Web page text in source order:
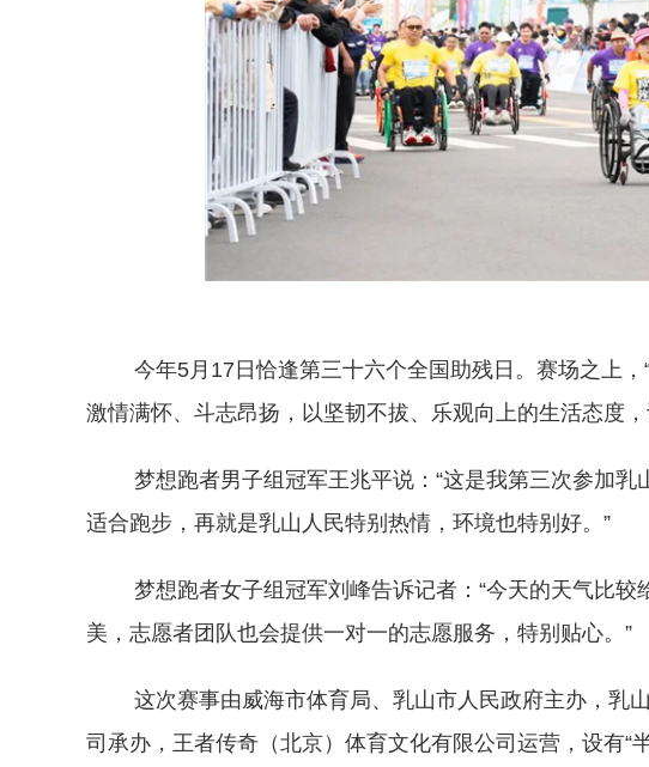
今年5月17日恰逢第三十六个全国助残日。赛场之上，“
激情满怀、斗志昂扬，以坚韧不拔、乐观向上的生活态度
梦想跑者男子组冠军王兆平说：“这是我第三次参加乳
适合跑步，再就是乳山人民特别热情，环境也特别好。”
梦想跑者女子组冠军刘峰告诉记者：“今天的天气比较
美，志愿者团队也会提供一对一的志愿服务，特别贴心。”
这次赛事由威海市体育局、乳山市人民政府主办，乳
司承办，王者传奇（北京）体育文化有限公司运营，设有“